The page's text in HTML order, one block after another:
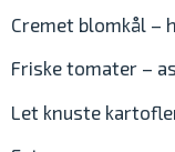
Cremet blomkål
Friske tomater –
Let knuste